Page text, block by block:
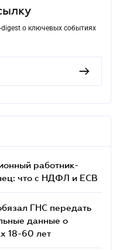
о ключевых событиях
работник-
что с НДФЛ и ЕСВ
ГНС передать
данные о
18-60 лет